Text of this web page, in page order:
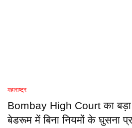
महाराष्ट्र
Bombay High Court का
बेडरूम में बिना नियमों के घुसना